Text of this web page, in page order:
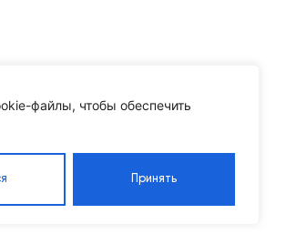
файлы, чтобы обеспечить
Принять